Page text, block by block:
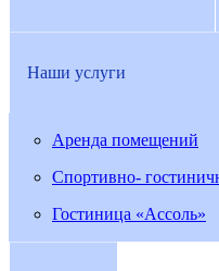
Наши услуги
Аренда помещений
Спортивно-
Гостиница «Ассоль»